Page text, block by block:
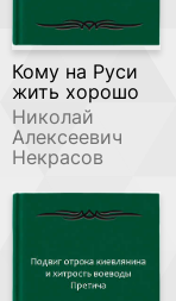
Кому на Руси
жить хорошо
Николай
Алексеевич
Некрасов